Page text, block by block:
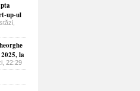
up-ul
la
22:29